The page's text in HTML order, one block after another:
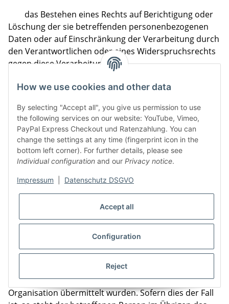
das Bestehen eines Rechts auf Berichtigung oder
Löschung der sie betreffenden personenbezogenen
Daten oder auf Einschränkung der Verarbeitung durch
den Verantwortlichen oder eines Widerspruchsrechts
gegen diese Verarbeitung
das Bestehen eines Beschwerderechts bei einer
wenn die personenbezogenen Daten nicht bei der
betroffenen Person erhoben werden: Alle verfügbaren
Informationen über die Herkunft der Daten
das Bestehen einer automatisierten
Entscheidungsfindung einschließlich Profiling gemäß
Artikel 22 Abs.1 und 4 DS-GVO und — zumindest in
diesen Fällen — aussagekräftige Informationen über
die involvierte Logik sowie die Tragweite und die
angestrebten Auswirkungen einer derartigen
Verarbeitung für die betroffene Person
Ferner steht der betroffenen Person ein
Auskunftsrecht darüber zu, ob personenbezogene
Daten an ein Drittland oder an eine internationale
Organisation übermittelt wurden. Sofern dies der Fall
How we use cookies and other data
By selecting "Accept all", you give us permission to use
the following services on our website: YouTube, Vimeo,
PayPal Express Checkout und Ratenzahlung. You can
change the settings at any time (fingerprint icon in the
bottom left corner). For further details, please see
Individual configuration and our Privacy notice.
Impressum Datenschutz DSGVO
Accept all
Configuration
Reject